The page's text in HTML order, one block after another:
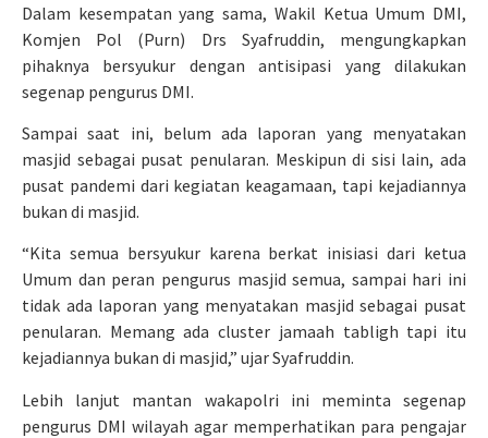
Dalam kesempatan yang sama, Wakil Ketua Umum DMI,
Komjen Pol (Purn) Drs Syafruddin, mengungkapkan
pihaknya bersyukur dengan antisipasi yang dilakukan
segenap pengurus DMI.
Sampai saat ini, belum ada laporan yang menyatakan
masjid sebagai pusat penularan. Meskipun di sisi lain, ada
pusat pandemi dari kegiatan keagamaan, tapi kejadiannya
bukan di masjid.
“Kita semua bersyukur karena berkat inisiasi dari ketua
Umum dan peran pengurus masjid semua, sampai hari ini
tidak ada laporan yang menyatakan masjid sebagai pusat
penularan. Memang ada cluster jamaah tabligh tapi itu
kejadiannya bukan di masjid,” ujar Syafruddin.
Lebih lanjut mantan wakapolri ini meminta segenap
pengurus DMI wilayah agar memperhatikan para pengajar